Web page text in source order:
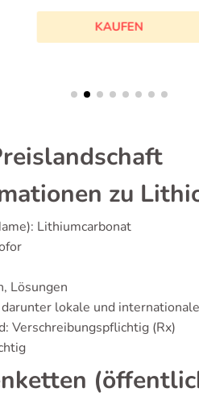
KAUFEN
zu
Lithiumcarbonat
Lösungen
lokale und
Verschreibungspflichtig (Rx)